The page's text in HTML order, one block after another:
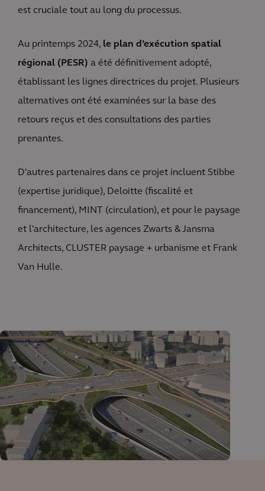
est cruciale tout au long du processus.
Au printemps 2024, le plan d’exécution spatial
régional (PESR) a été définitivement adopté,
établissant les lignes directrices du projet. Plusieurs
alternatives ont été examinées sur la base des
retours reçus et des consultations des parties
prenantes.
D'autres partenaires dans ce projet incluent Stibbe
(expertise juridique), Deloitte (fiscalité et
financement), MINT (circulation), et pour le paysage
et l'architecture, les agences Zwarts & Jansma
Architects, CLUSTER paysage + urbanisme et Frank
Van Hulle.